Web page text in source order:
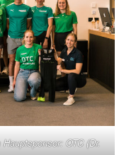
OTC (Dr.